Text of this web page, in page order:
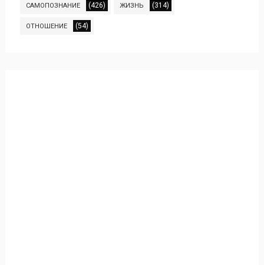
САМОПОЗНАНИЕ (426) ЖИЗНЬ (314)
ОТНОШЕНИЕ (54)